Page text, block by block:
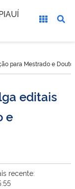
para Mestrado e
editais
e
recente: